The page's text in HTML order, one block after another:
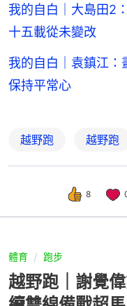
我的自白｜大島田2
十五載從未變改
我的自白｜袁鎮江
保持平常心
越野跑 越野跑
8
體育 跑步
越野跑｜謝覺